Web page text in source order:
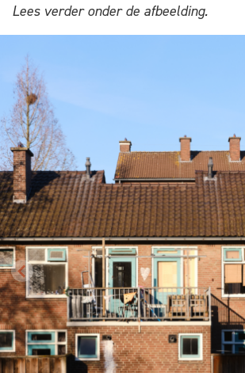
Lees verder onder de afbeelding.